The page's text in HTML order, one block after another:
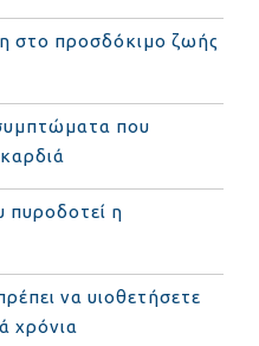
στο προσδόκιμο ζωής
που
πυροδοτεί η
να υιοθετήσετε
χρόνια